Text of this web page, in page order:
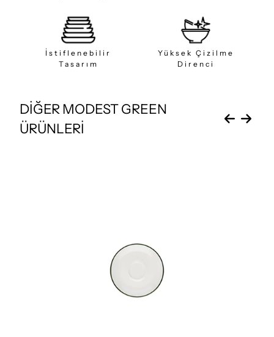
İstiflenebilir
Tasarım
Yüksek Çizilme
Direnci
DİĞER MODEST GREEN
ÜRÜNLERİ